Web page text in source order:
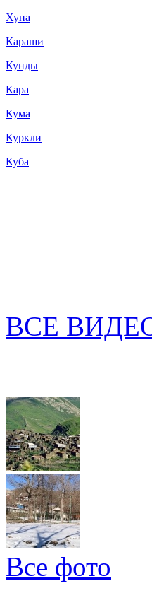
Хуна
Караши
Кунды
Кара
Кума
Куркли
Куба
ВСЕ
Все фото